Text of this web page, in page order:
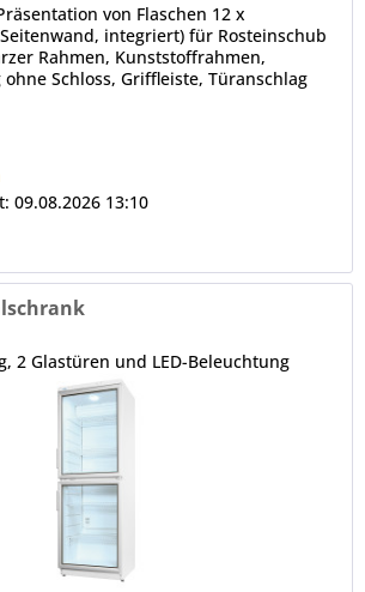
von Flaschen 12 x
integriert) für Rosteinschub
Rahmen, Kunststoffrahmen,
Schloss, Griffleiste, Türanschlag
aus Kunststoff,...
09.08.2026 13:10
2 Glastüren und LED-Beleuchtung